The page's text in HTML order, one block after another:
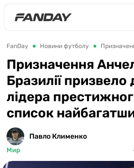
FanDay Новини футболу
Призначення
Бразилії призвело
лідера
список
Павло Клименко
Мир